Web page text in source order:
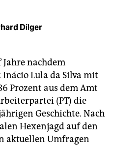
Dilger
nachdem
Lula da Silva mit
Prozent aus dem Amt
(PT) die
Geschichte. Nach
Hexenjagd auf den
aktuellen Umfragen